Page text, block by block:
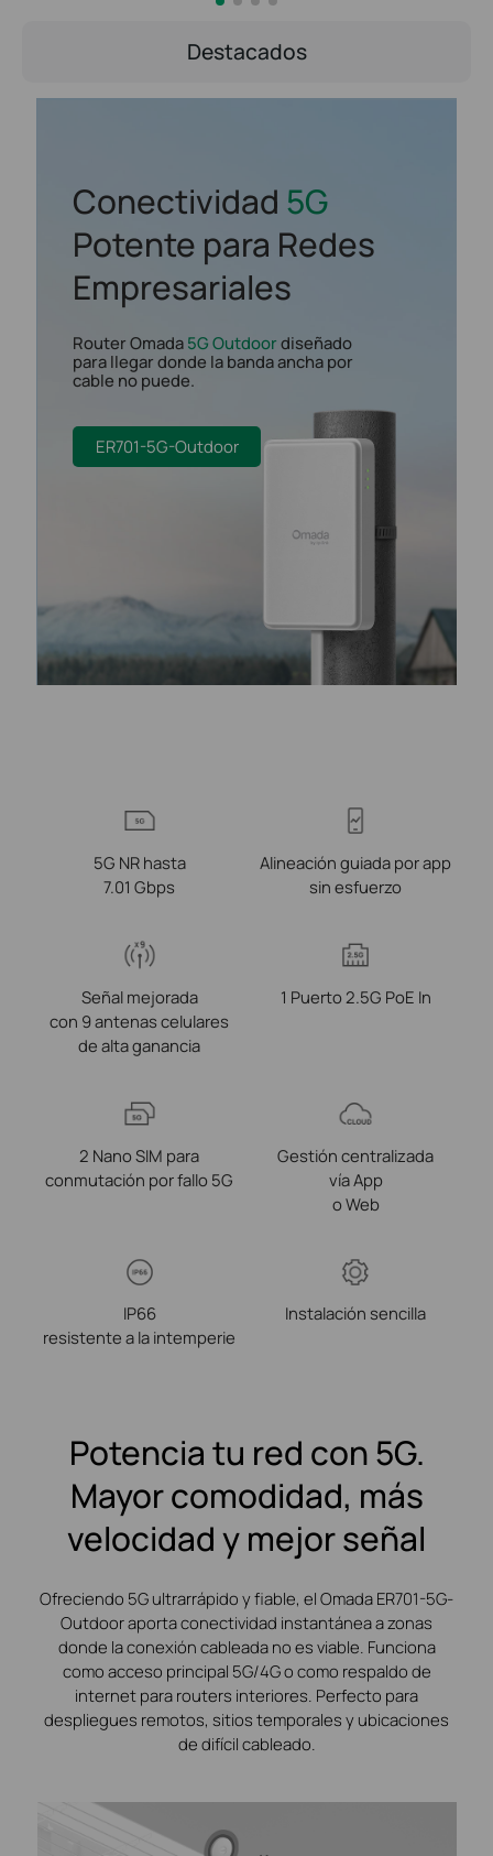
Destacados
Conectividad 5G
Potente para Redes
Empresariales
Router Omada 5G Outdoordiseñado
para llegar donde la banda ancha por
cable no puede.
ER701-5G-Outdoor
5G NR hasta
7.01 Gbps
Alineación guiada por app
sin esfuerzo
Señal mejorada
con 9 antenas celulares
de alta ganancia
1 Puerto 2.5G PoE In
2 Nano SIM para
conmutación por fallo 5G
Gestión centralizada
vía App
o Web
IP66
resistente a la intemperie
Instalación sencilla
Potencia tu red con 5G.
Mayor comodidad, más
velocidad y mejor señal
Ofreciendo 5G ultrarrápido y fiable, el Omada ER701-5G-
Outdoor aporta conectividad instantánea a zonas
donde la conexión cableada no es viable. Funciona
como acceso principal 5G/4G o como respaldo de
internet para routers interiores. Perfecto para
despliegues remotos, sitios temporales y ubicaciones
de difícil cableado.